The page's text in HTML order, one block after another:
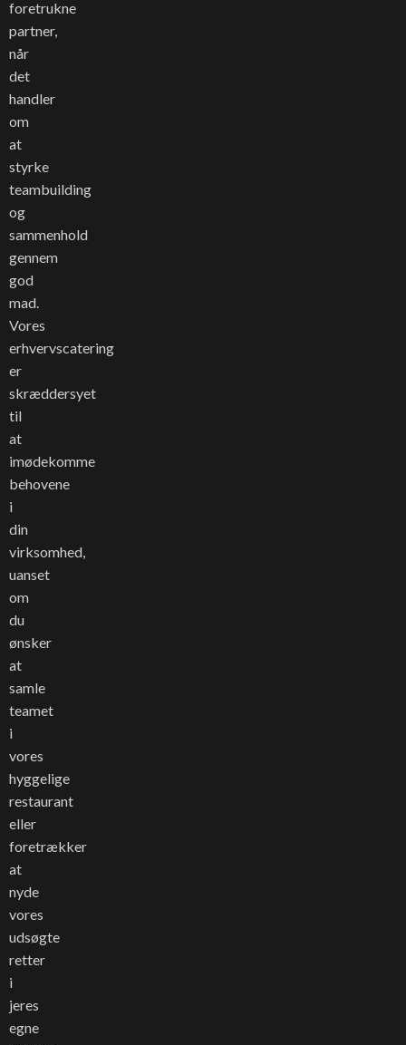
foretrukne
partner,
når
det
handler
om
at
styrke
teambuilding
og
sammenhold
gennem
god
mad.
Vores
erhvervscatering
er
skræddersyet
til
at
imødekomme
behovene
i
din
virksomhed,
uanset
om
du
ønsker
at
samle
teamet
i
vores
hyggelige
restaurant
eller
foretrækker
at
nyde
vores
udsøgte
retter
i
jeres
egne
firmafest,